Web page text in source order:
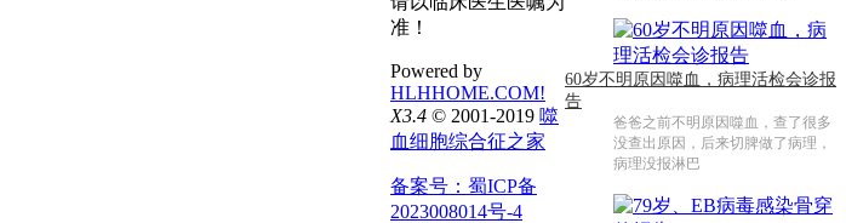
60岁不明原因噬血，病理活检会诊报
告
爸爸之前不明原因噬血，查了很多
没查出原因，后来切脾做了病理，
病理没报淋巴
准！
Powered by
HLHHOME.COM!
X3.4 © 2001-2019 噬
血细胞综合征之家
备案号：蜀ICP备
2023008014号-4